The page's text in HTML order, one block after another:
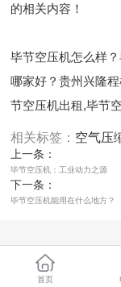
的相关内容！
毕节空压机怎么样
哪家好？贵州兴隆
节空压机出租,毕节
相关标签： 空气压
上一条：
毕节空压机：工业动力之源
下一条：
毕节空压机能用在什么地方？
首页